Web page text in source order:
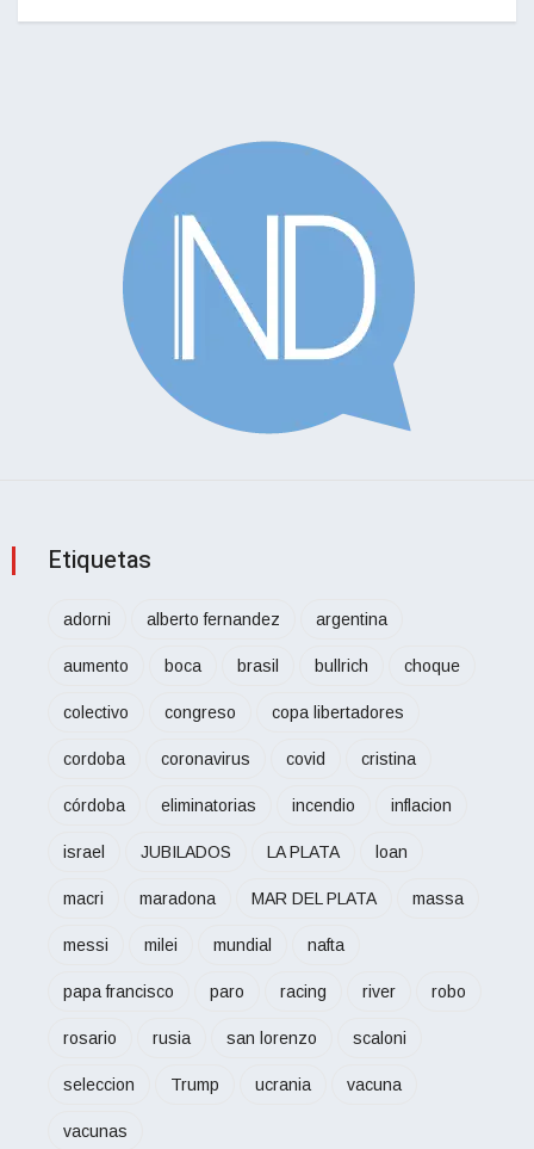
Etiquetas
adorni alberto fernandez argentina
aumento boca brasil bullrich choque
colectivo congreso copa libertadores
cordoba coronavirus covid cristina
córdoba eliminatorias incendio inflacion
israel JUBILADOS LA PLATA loan
macri maradona MAR DEL PLATA massa
messi milei mundial nafta
papa francisco paro racing river robo
rosario rusia san lorenzo scaloni
seleccion Trump ucrania vacuna
vacunas